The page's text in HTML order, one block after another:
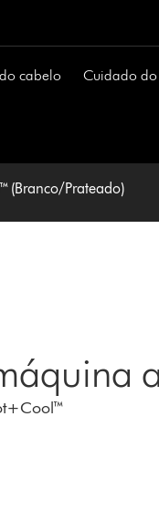
cabelo Cuidado
(Branco/Prateado)